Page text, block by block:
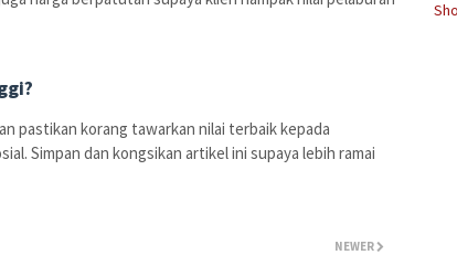
pastikan korang tawarkan nilai terbaik kepada
Simpan dan kongsikan artikel ini supaya lebih ramai
NEWER